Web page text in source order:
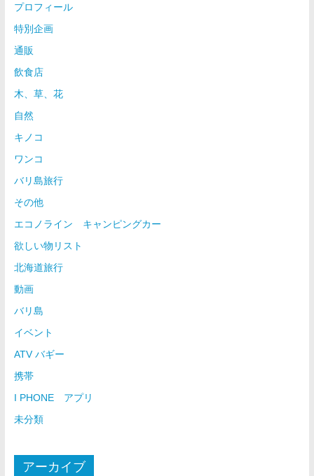
プロフィール
特別企画
通販
飲食店
木、草、花
自然
キノコ
ワンコ
バリ島旅行
その他
エコノライン キャンピングカー
欲しい物リスト
北海道旅行
動画
バリ島
イベント
ATV バギー
携帯
I PHONE アプリ
未分類
アーカイブ